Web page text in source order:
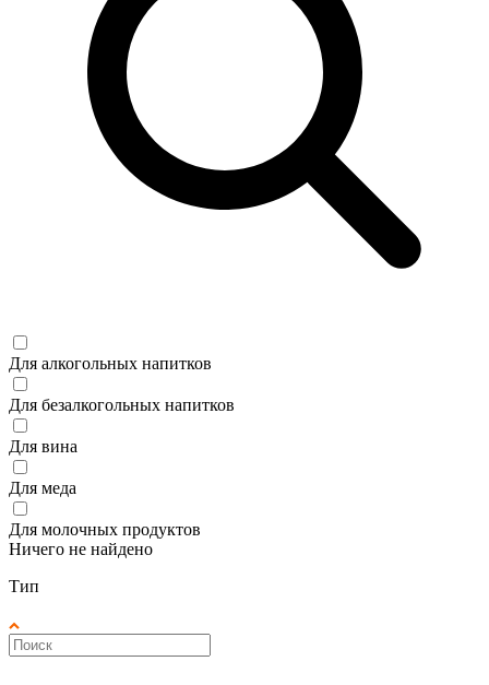
Для алкогольных напитков
Для безалкогольных напитков
Для вина
Для меда
Для молочных продуктов
Ничего не найдено
Тип